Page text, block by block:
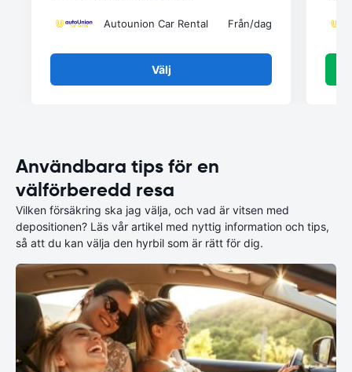
Autounion Car Rental Från/dag
Välj
Användbara tips för en
välförberedd resa
Vilken försäkring ska jag välja, och vad är vitsen med
depositionen? Läs vår artikel med nyttig information och tips,
så att du kan välja den hyrbil som är rätt för dig.